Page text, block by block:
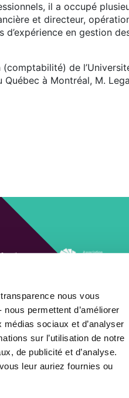
nous vous
permettent d’améliorer
sociaux et d’analyser
sur l’utilisation de notre
de publicité et d’analyse.
leur auriez fournies ou
il a occupé
et directeur,
en gestion
de
Québec à Montréal, M.